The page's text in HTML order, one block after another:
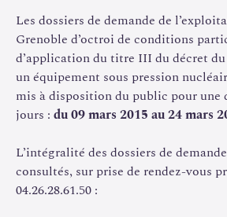
L’exploitant de l’ILL de Grenoble a
l’octroi de telles conditions
équipements de l’INB n°67. Du 09/03/
le public est invité à consulter les
des ESPN suivants :
le ballast de source froide
le ballast de source froide
Les dossiers de demande de
Grenoble d’octroi de conditions
d’application du titre III du décret du
un équipement sous pression
mis à disposition du public pour une
jours : du 09 mars 2015 au 24 mars
L’intégralité des dossiers de
consultés, sur prise de rendez-vous
04.26.28.61.50 :